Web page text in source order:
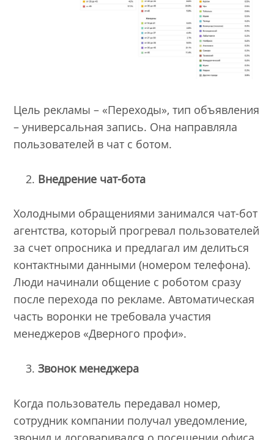
Цель рекламы – «Переходы», тип объявления
– универсальная запись. Она направляла
пользователей в чат с ботом.
Внедрение чат-бота
Холодными обращениями занимался чат-бот
агентства, который прогревал пользователей
за счет опросника и предлагал им делиться
контактными данными (номером телефона).
Люди начинали общение с роботом сразу
после перехода по рекламе. Автоматическая
часть воронки не требовала участия
менеджеров «Дверного профи».
Звонок менеджера
Когда пользователь передавал номер,
сотрудник компании получал уведомление,